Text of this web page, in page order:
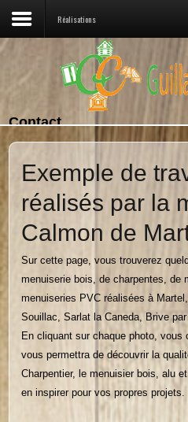
Réalisations
Contact
Exemple de
réalisés par la
Calmon de
Sur cette page, vous trouverez
menuiserie bois, de charpentes, de
menuiseries PVC réalisées à
Souillac, Sarlat la Caneda, Brive
En cliquant sur chaque photo, vous
vous permettra de découvrir la
Charpentier, le menuisier bois, alu
en inspirer pour vos propres projets.